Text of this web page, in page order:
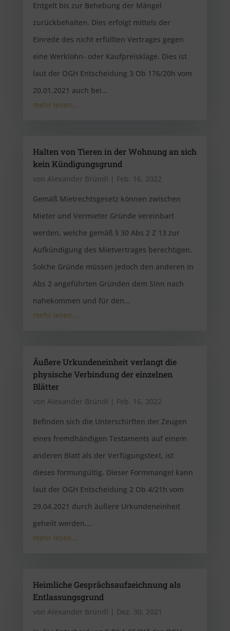
Entgelt bis zur Behebung der Mängel
zurückbehalten. Dies erfolgt mittels der
Einrede des nicht erfüllten Vertrages gegen
eine Werklohn- oder Kaufpreisklage. Dies ist
laut der OGH Entscheidung 3 Ob 176/20h vom
20.01.2021 auch bei…
mehr lesen…
Halten von Tieren in der Wohnung an sich
kein Kündigungsgrund
von Alexander Bründl Feb. 16, 2022
Gemäß Mietrechtsgesetz können zwischen
Mieter und Vermieter Gründe vereinbart
werden, welche gemäß § 30 Abs 2 Z 13 zur
Aufkündigung des Mietvertrages berechtigen.
Solche Gründe müssen jedoch den anderen in
Abs 2 angeführten Gründen dem Sinn nach
nahekommen und für den…
mehr lesen…
Äußere Urkundeneinheit verlangt die
physische Verbindung der einzelnen
Blätter
von Alexander Bründl Feb. 16, 2022
Befinden sich die Unterschirften der Zeugen
eines fremdhändigen Testaments auf einem
anderen Blatt als der Verfügungstext, ist
dieses formungültig. Dieser Formmangel kann
laut der OGH Entscheidung 2 Ob 4/21h vom
29.04.2021 durch äußere Urkundeneinheit
geheilt werden….
mehr lesen…
Heimliche Gesprächsaufzeichnung als
Entlassungsgrund
von Alexander Bründl Dez. 30, 2021